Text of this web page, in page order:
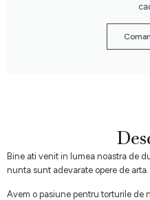
Bine ati venit in lumea noastra de
nunta sunt adevarate opere de arta.
Avem o pasiune pentru torturile de